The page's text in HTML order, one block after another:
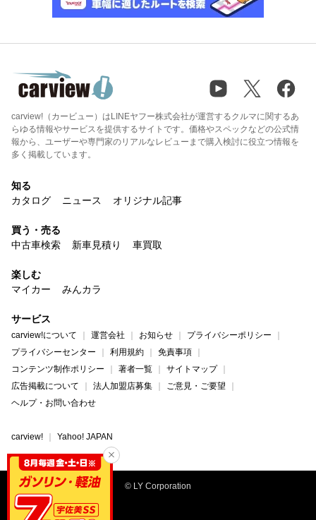
carview!（カービュー）はLINEヤフー株式会社が運営するクルマに関するあ
らゆる情報やサービスを提供するサイトです。価格やスペックなどの公式情
報から、ユーザーや専門家のリアルなレビューまで購入検討に役立つ情報を
多く掲載しています。
知る
カタログ
ニュース オリジナル記事
買う・売る
中古車検索
新車見積り 車買取
楽しむ
マイカー
みんカラ
サービス
carview!について 運営会社 お知らせ
プライバシーポリシー
プライバシーセンター
利用規約
免責事項
コンテンツ制作ポリシー
著者一覧
サイトマップ
広告掲載について
法人加盟店募集
ご意見・ご要望
ヘルプ・お問い合わせ
carview! Yahoo! JAPAN
© LY Corporation